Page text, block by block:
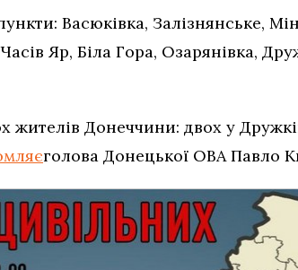
Васюківка, Залізнянське,
Яр, Біла Гора, Озарянівка,
жителів Донеччини: двох у
голова Донецької ОВА Павло